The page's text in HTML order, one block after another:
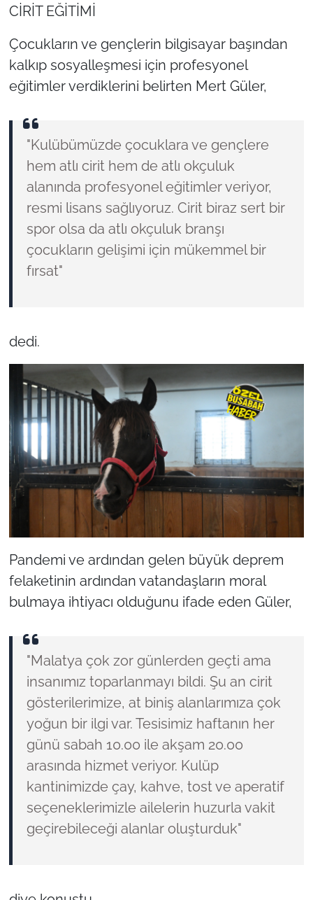
CİRİT EĞİTİMİ
Çocukların ve gençlerin bilgisayar başından
kalkıp sosyalleşmesi için profesyonel
eğitimler verdiklerini belirten Mert Güler,
"Kulübümüzde çocuklara ve gençlere
hem atlı cirit hem de atlı okçuluk
alanında profesyonel eğitimler veriyor,
resmi lisans sağlıyoruz. Cirit biraz sert bir
spor olsa da atlı okçuluk branşı
çocukların gelişimi için mükemmel bir
fırsat"
dedi.
Pandemi ve ardından gelen büyük deprem
felaketinin ardından vatandaşların moral
bulmaya ihtiyacı olduğunu ifade eden Güler,
"Malatya çok zor günlerden geçti ama
insanımız toparlanmayı bildi. Şu an cirit
gösterilerimize, at biniş alanlarımıza çok
yoğun bir ilgi var. Tesisimiz haftanın her
günü sabah 10.00 ile akşam 20.00
arasında hizmet veriyor. Kulüp
kantinimizde çay, kahve, tost ve aperatif
seçeneklerimizle ailelerin huzurla vakit
geçirebileceği alanlar oluşturduk"